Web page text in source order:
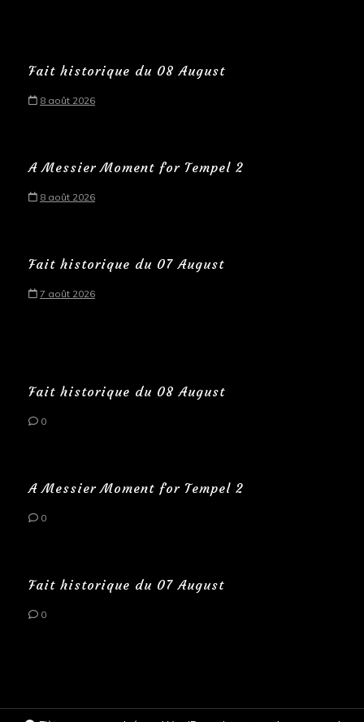
Fait historique du 08 August
8 août 2026
A Messier Moment for Tempel 2
8 août 2026
Fait historique du 07 August
7 août 2026
Fait historique du 08 August
0
A Messier Moment for Tempel 2
0
Fait historique du 07 August
0